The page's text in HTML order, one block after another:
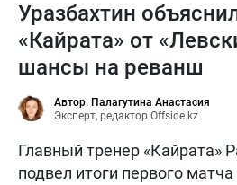
Уразбахтин
«Кайрата» от
шансы на реванш
Автор: Палагутина Анастасия
Эксперт, редактор Offside.kz
Главный тренер «Кайрата»
подвел итоги первого матча